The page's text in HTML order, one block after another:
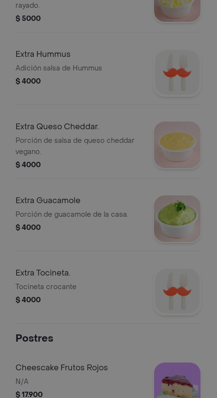
rayado.
$ 5000
Extra Hummus
Adición salsa de Hummus
$ 4000
Extra Queso Cheddar.
Porción de salsa de queso cheddar
vegano.
$ 4000
Extra Guacamole
Porción de guacamole de la casa.
$ 4000
Extra Tocineta.
Tocineta crocante
$ 4000
Postres
Cheescake Frutos Rojos
N/A
$ 17.900